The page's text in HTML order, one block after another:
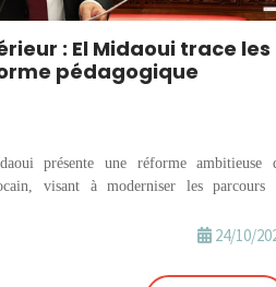
: El Midaoui trace les
pédagogique
présente une réforme ambitieuse
visant à moderniser les parcours
24/10/